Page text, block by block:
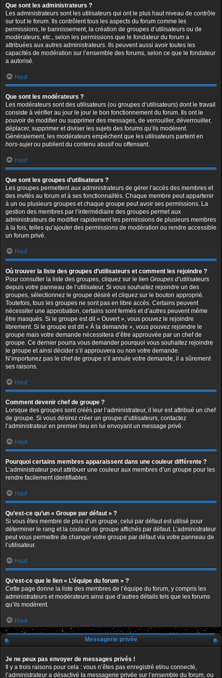
Que sont les administrateurs ?
Les administrateurs sont les utilisateurs qui ont le plus haut niveau de contrôle
sur tout le forum. Ils contrôlent tous les aspects du forum comme les
permissions, le bannissement, la création de groupes d’utilisateurs ou de
modérateurs, etc., selon les permissions que le fondateur du forum a
attribuées aux autres administrateurs. Ils peuvent aussi avoir toutes les
capacités de modération sur l’ensemble des forums, selon ce que le fondateur
a autorisé.
Haut
Que sont les modérateurs ?
Les modérateurs sont des utilisateurs (ou groupes d’utilisateurs) dont le travail
consiste à vérifier au jour le jour le bon fonctionnement du forum. Ils ont le
pouvoir de modifier ou supprimer des messages, de verrouiller, déverrouiller,
déplacer, supprimer et diviser les sujets des forums qu’ils modèrent.
Généralement, les modérateurs empêchent que les utilisateurs partent en
hors-sujetou publient du contenu abusif ou offensant.
Haut
Que sont les groupes d’utilisateurs ?
Les groupes permettent aux administrateurs de gérer l’accès des membres et
des invités au forum et à ses fonctionnalités. Chaque membre peut appartenir
à un ou plusieurs groupes et chaque groupe peut avoir ses permissions. La
gestion des membres par l’intermédiaire des groupes permet aux
administrateurs de modifier rapidement les permissions de plusieurs membres
à la fois, telles qu’ajouter des permissions de modération ou rendre accessible
un forum privé.
Haut
Où trouver la liste des groupes d’utilisateurs et comment les rejoindre ?
Pour consulter la liste des groupes, cliquez sur le lien Groupes d’utilisateurs
depuis votre panneau de l’utilisateur. Si vous souhaitez rejoindre un des
groupes, sélectionnez le groupe désiré et cliquez sur le bouton approprié.
Toutefois, tous les groupes ne sont pas en libre accès. Certains peuvent
nécessiter une approbation, certains sont fermés et d’autres peuvent même
être masqués. Si le groupe est dit « Ouvert », vous pouvez le rejoindre
librement. Si le groupe est dit « À la demande », vous pouvez rejoindre le
groupe mais votre demande nécessitera d’être approuvée par un chef de
groupe. Ce dernier pourra vous demander pourquoi vous souhaitez rejoindre
le groupe et ainsi décider s’il approuvera ou non votre demande.
N’importunez pas le chef de groupe s’il annule votre demande, il a sûrement
ses raisons.
Haut
Comment devenir chef de groupe ?
Lorsque des groupes sont créés par l’administrateur, il leur est attribué un chef
de groupe. Si vous désirez créer un groupe d’utilisateurs, contactez
l’administrateur en premier lieu en lui envoyant un message privé.
Haut
Pourquoi certains membres apparaissent dans une couleur différente ?
L’administrateur peut attribuer une couleur aux membres d’un groupe pour les
rendre facilement identifiables.
Haut
Qu’est-ce qu’un « Groupe par défaut » ?
Si vous êtes membre de plus d’un groupe, celui par défaut est utilisé pour
déterminer le rang et la couleur de groupe affichés par défaut. L’administrateur
peut vous permettre de changer votre groupe par défaut via votre panneau de
l’utilisateur.
Haut
Qu’est-ce que le lien « L’équipe du forum » ?
Cette page donne la liste des membres de l’équipe du forum, y compris les
administrateurs et modérateurs ainsi que d’autres détails tels que les forums
qu’ils modèrent.
Haut
Messagerie privée
Je ne peux pas envoyer de messages privés !
Il y a trois raisons pour cela : vous n’êtes pas enregistré et/ou connecté,
l’administrateur a désactivé la messagerie privée sur l’ensemble du forum, ou